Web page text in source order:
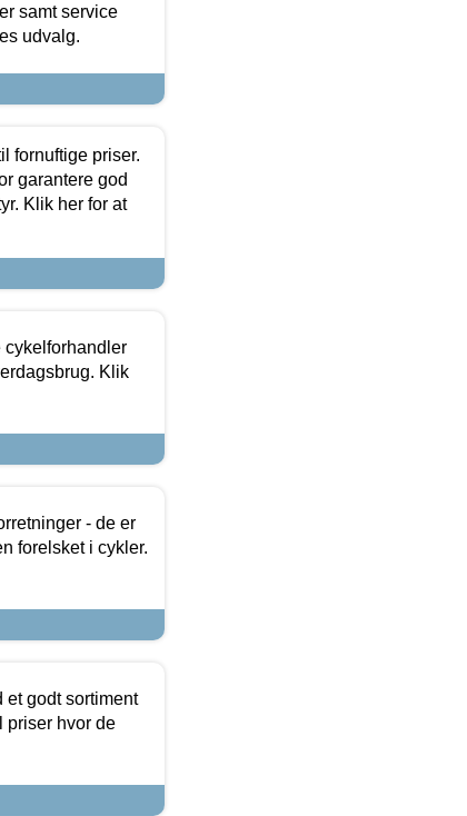
samt service
udvalg.
fornuftige priser.
garantere god
Klik her for at
cykelforhandler
Klik
- de er
forelsket i cykler.
godt sortiment
priser hvor de